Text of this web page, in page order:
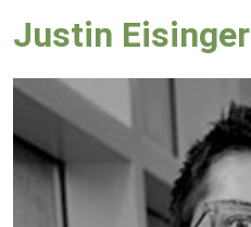
Justin Eisinger